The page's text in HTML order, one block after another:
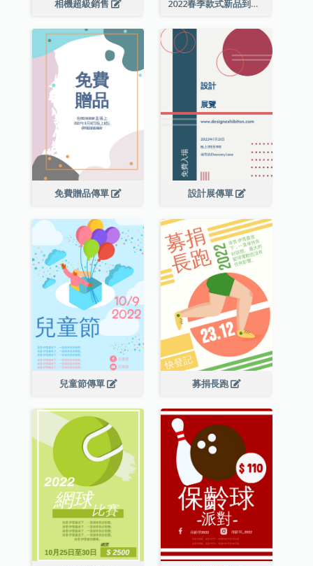
相機超級銷售 2022春季款式新品到店宣傳單張
免費贈品傳單 設計展傳單
兒童節傳單 募捐長跑